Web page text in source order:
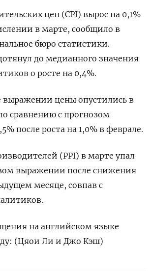
цен (CPI) вырос на 0,1%
в марте, сообщило в
бюро статистики.
до медианного значения
о росте на 0,4%.
цены опустились в
сравнению с прогнозом
после роста на 1,0% в феврале.
(PPI) в марте упал
выражении после снижения
месяце, совпав с
на английском языке
(Цяои Ли и Джо Кэш)